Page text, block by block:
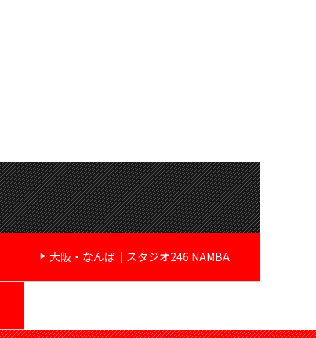
大阪・なんば｜スタジオ246 NAMBA